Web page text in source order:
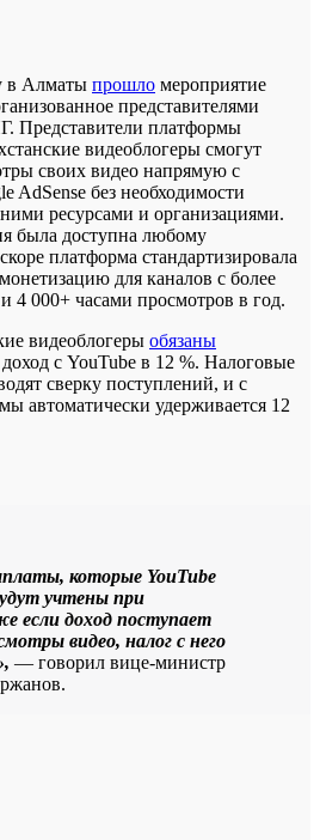
в Алматы прошло мероприятие
представителями
Представители платформы
видеоблогеры смогут
своих видео напрямую с
AdSense без необходимости
ресурсами и организациями.
была доступна любому
платформа стандартизировала
для каналов с более
4 000+ часами просмотров в год.
видеоблогеры обязаны
с YouTube в 12 %. Налоговые
сверку поступлений, и с
автоматически удерживается 12
которые YouTube
учтены при
если доход поступает
видео, налог с него
— говорил вице-министр